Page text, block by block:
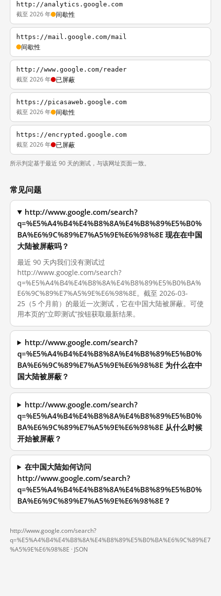
http://analytics.google.com
截至 2026 年 间歇性
https://mail.google.com/mail
间歇性
http://www.google.com/reader
截至 2026 年 已屏蔽
https://picasaweb.google.com
截至 2026 年 间歇性
https://encrypted.google.com
截至 2026 年 已屏蔽
所示判定基于最近 90 天的测试，与该网址页面一致。
常见问题
http://www.google.com/search?
q=%E5%A4%B4%E4%B8%8A%E4%B8%89%E5%B0%
BA%E6%9C%89%E7%A5%9E%E6%98%8E 现在在中国
大陆被屏蔽吗？
最近 90 天内我们没有测试过
http://www.google.com/search?
q=%E5%A4%B4%E4%B8%8A%E4%B8%89%E5%B0%BA%
E6%9C%89%E7%A5%9E%E6%98%8E。截至 2026-03-
25（5 个月前）的最近一次测试，它在中国大陆被屏蔽。可使
用本页的“立即测试”按钮获取最新结果。
http://www.google.com/search?
q=%E5%A4%B4%E4%B8%8A%E4%B8%89%E5%B0%
BA%E6%9C%89%E7%A5%9E%E6%98%8E 为什么在中
国大陆被屏蔽？
http://www.google.com/search?
q=%E5%A4%B4%E4%B8%8A%E4%B8%89%E5%B0%
BA%E6%9C%89%E7%A5%9E%E6%98%8E 从什么时候
开始被屏蔽？
在中国大陆如何访问
http://www.google.com/search?
q=%E5%A4%B4%E4%B8%8A%E4%B8%89%E5%B0%
BA%E6%9C%89%E7%A5%9E%E6%98%8E？
http://www.google.com/search?
q=%E5%A4%B4%E4%B8%8A%E4%B8%89%E5%B0%BA%E6%9C%89%E7
%A5%9E%E6%98%8E · JSON